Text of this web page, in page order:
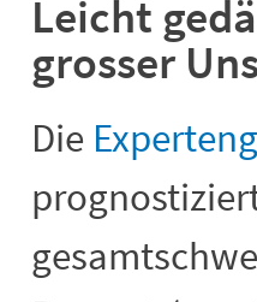
Leicht
grosser
Die